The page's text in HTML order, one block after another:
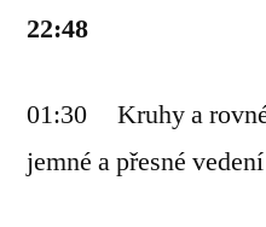
22:48
01:30 Kruhy a
jemné a přesné